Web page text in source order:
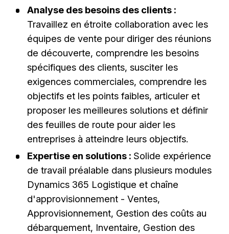
Analyse des besoins des clients :
Travaillez en étroite collaboration avec les
équipes de vente pour diriger des réunions
de découverte, comprendre les besoins
spécifiques des clients, susciter les
exigences commerciales, comprendre les
objectifs et les points faibles, articuler et
proposer les meilleures solutions et définir
des feuilles de route pour aider les
entreprises à atteindre leurs objectifs.
Expertise en solutions : Solide expérience
de travail préalable dans plusieurs modules
Dynamics 365 Logistique et chaîne
d'approvisionnement - Ventes,
Approvisionnement, Gestion des coûts au
débarquement, Inventaire, Gestion des